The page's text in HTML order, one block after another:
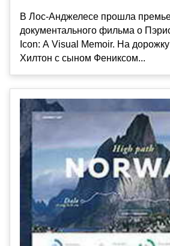
В Лос-Анджелесе прошла
документального фильма о
Icon: A Visual Memoir. На
Хилтон с сыном Фениксом...